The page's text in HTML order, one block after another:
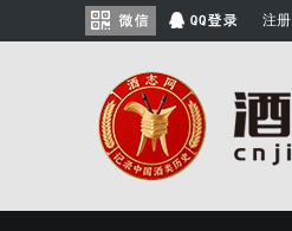
注册